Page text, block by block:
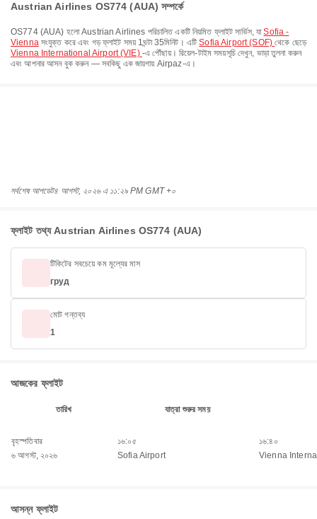
Austrian Airlines OS774 (AUA) সম্পর্কে
OS774(AUA) হলোAustrian Airlines পরিচালিত একটি নিয়মিত ফ্লাইট সার্ভিস, যাSofia -
Viennaসংযুক্ত করে এবং গড় ফ্লাইট সময় 1ঘন্টা 35মিনিট । এটিSofia Airport (SOF)থেকে ছেড়ে
Vienna International Airport (VIE) -এ পৌঁছায়। রিয়েল-টাইম সময়সূচি দেখুন, ভাড়া তুলনা করুন
এবং আপনার আসন বুক করুন — সবকিছু এক জায়গায় Airpaz-এ।
সর্বশেষ আপডেট৪ আগস্ট, ২০২৬ এ ১১:২৯ PM GMT +০
ফ্লাইট তথ্য Austrian Airlines OS774 (AUA)
টিকিটের সবচেয়ে কম মূল্যের মাস
груд
মোট গন্তব্য
1
আজকের ফ্লাইট
তারিখ যাত্রা শুরুর সময়
বৃহস্পতিবার
৬ আগস্ট, ২০২৬
১৬:০৫
Sofia Airport
১৬:৪০
Vienna
আসন্ন ফ্লাইট